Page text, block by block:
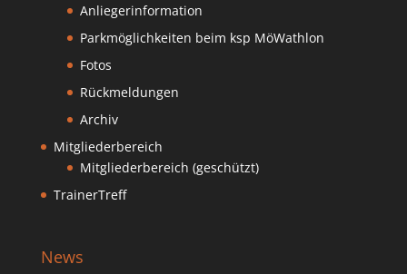
Anliegerinformation
Parkmöglichkeiten beim ksp MöWathlon
Fotos
Rückmeldungen
Archiv
Mitgliederbereich
Mitgliederbereich (geschützt)
TrainerTreff
News